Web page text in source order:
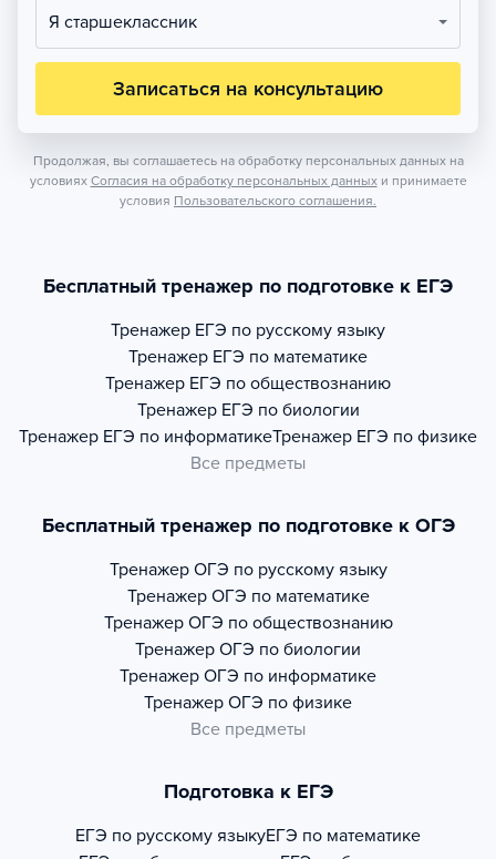
Я старшеклассник
Записаться на консультацию
Продолжая, вы соглашаетесь на обработку персональных данных на
условиях Согласия на обработку персональных данных и принимаете
условия Пользовательского соглашения.
Бесплатный тренажер по подготовке к ЕГЭ
Тренажер ЕГЭ по русскому языку
Тренажер ЕГЭ по математике
Тренажер ЕГЭ по обществознанию
Тренажер ЕГЭ по биологии
Тренажер ЕГЭ по информатикеТренажер ЕГЭ по физике
Все предметы
Бесплатный тренажер по подготовке к ОГЭ
Тренажер ОГЭ по русскому языку
Тренажер ОГЭ по математике
Тренажер ОГЭ по обществознанию
Тренажер ОГЭ по биологии
Тренажер ОГЭ по информатике
Тренажер ОГЭ по физике
Все предметы
Подготовка к ЕГЭ
ЕГЭ по русскому языкуЕГЭ по математике